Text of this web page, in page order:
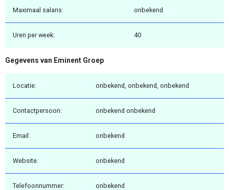
Maximaal salaris: onbekend
Uren per week: 40
Gegevens van Eminent Groep
Locatie: onbekend, onbekend, onbekend
Contactpersoon: onbekend onbekend
Email: onbekend
Website: onbekend
Telefoonnummer: onbekend